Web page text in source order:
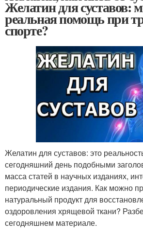
Желатин для суставов:
реальная помощь при
спорте?
Желатин для суставов: это
сегодняшний день подобными
масса статей в научных изданиях,
периодические издания. Как можно
натуральный продукт для
оздоровления хрящевой ткани?
сегодняшнем материале.